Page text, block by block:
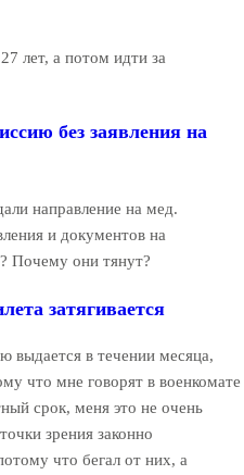
лет, а потом идти за
без заявления на
направление на мед.
и документов на
Почему они тянут?
затягивается
выдается в течении месяца,
что мне говорят в военкомате
срок, меня это не очень
зрения законно
что бегал от них, а